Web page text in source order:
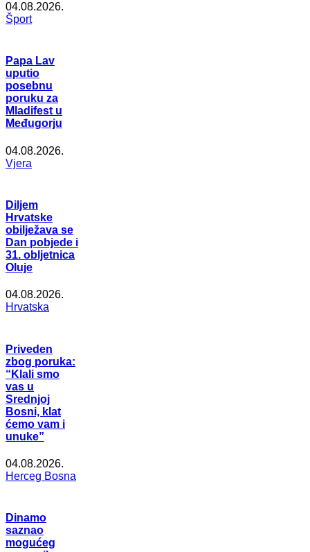
04.08.2026.
Šport
Papa Lav
uputio
posebnu
poruku za
Mladifest u
Međugorju
04.08.2026.
Vjera
Diljem
Hrvatske
obilježava se
Dan pobjede i
31. obljetnica
Oluje
04.08.2026.
Hrvatska
Priveden
zbog poruka:
“Klali smo
vas u
Srednjoj
Bosni, klat
ćemo vam i
unuke”
04.08.2026.
Herceg Bosna
Dinamo
saznao
mogućeg